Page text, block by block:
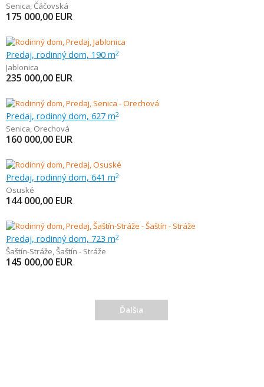
Senica, Čáčovská
175 000,00 EUR
Predaj, rodinný dom, 190 m2
Jablonica
235 000,00 EUR
Predaj, rodinný dom, 627 m2
Senica, Orechová
160 000,00 EUR
Predaj, rodinný dom, 641 m2
Osuské
144 000,00 EUR
Predaj, rodinný dom, 723 m2
Šaštín-Stráže,Šaštín - Stráže
145 000,00 EUR
Ďalšia